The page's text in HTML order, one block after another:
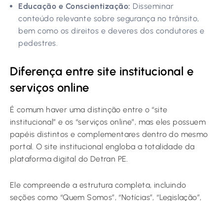
Educação e Conscientização: Disseminar
conteúdo relevante sobre segurança no trânsito,
bem como os direitos e deveres dos condutores e
pedestres.
Diferença entre site institucional e
serviços online
É comum haver uma distinção entre o “site
institucional” e os “serviços online”, mas eles possuem
papéis distintos e complementares dentro do mesmo
portal. O site institucional engloba a totalidade da
plataforma digital do Detran PE.
Ele compreende a estrutura completa, incluindo
seções como “Quem Somos”, “Notícias”, “Legislação”,